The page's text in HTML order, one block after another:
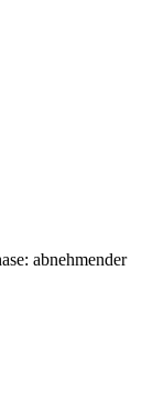
abnehmender